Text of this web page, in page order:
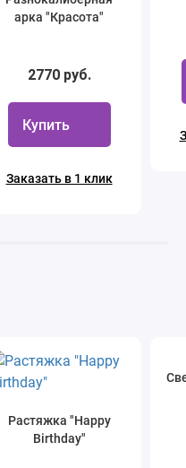
арка "Красота"
2770 руб.
Купить
Заказать в 1 клик
Растяжка "Happy
Birthday"